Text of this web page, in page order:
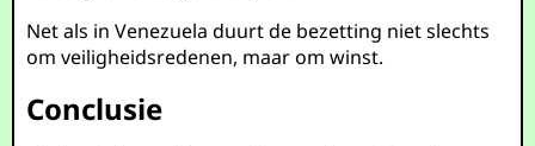
Net als in Venezuela duurt de bezetting niet slechts
om veiligheidsredenen, maar om winst.
Conclusie